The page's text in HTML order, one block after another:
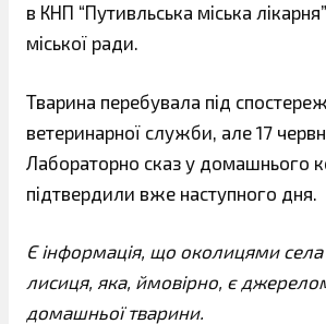
в КНП “Путивльська міська
міської ради.
Тварина перебувала під
ветеринарної служби, але 17
Лабораторно сказ у домашнього
підтвердили вже наступного дня.
Є інформація, що околицями
лисиця, яка, ймовірно, є
домашньої тварини.